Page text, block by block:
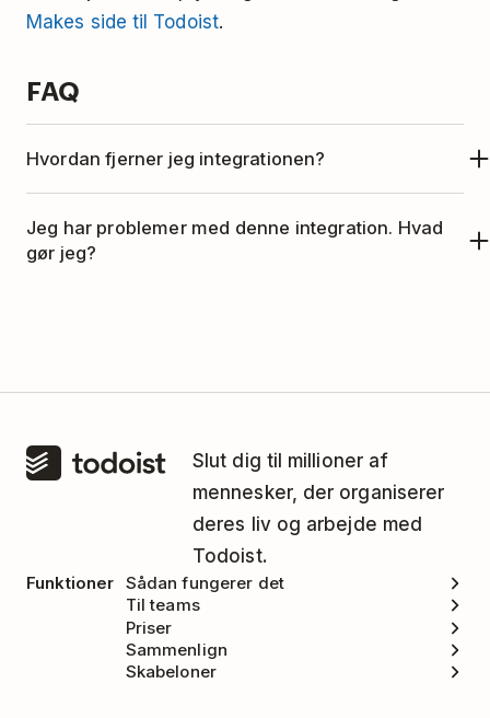
Makes side til Todoist.
FAQ
Hvordan fjerner jeg integrationen?
sammen med Make, kan du fjerne integrationen
Connections.
Bekræft sletningen ved at klikke på knappen
Hvis du har nogen aktive forbindelser, bliver
du bedt om at bekræfte igen i et pop-op-
vindue. Klik påYes
Jeg har problemer med denne integration. Hvad
gør jeg?
Slut dig til millioner af
mennesker, der organiserer
deres liv og arbejde med
Todoist.
Funktioner Sådan fungerer det
Til teams
Priser
Sammenlign
Skabeloner